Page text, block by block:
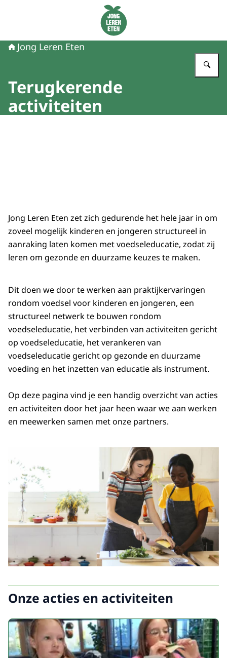
Naar de homepage van Jong Leren Eten
Jong Leren Eten
Terugkerende
activiteiten
Jong Leren Eten zet zich gedurende het hele jaar in om
zoveel mogelijk kinderen en jongeren structureel in
aanraking laten komen met voedseleducatie, zodat zij
leren om gezonde en duurzame keuzes te maken.
Dit doen we door te werken aan praktijkervaringen
rondom voedsel voor kinderen en jongeren, een
structureel netwerk te bouwen rondom
voedseleducatie, het verbinden van activiteiten gericht
op voedseleducatie, het verankeren van
voedseleducatie gericht op gezonde en duurzame
voeding en het inzetten van educatie als instrument.
Op deze pagina vind je een handig overzicht van acties
en activiteiten door het jaar heen waar we aan werken
en meewerken samen met onze partners.
Onze acties en activiteiten